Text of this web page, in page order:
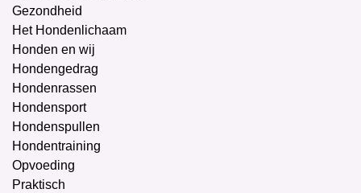
Gezondheid
Het Hondenlichaam
Honden en wij
Hondengedrag
Hondenrassen
Hondensport
Hondenspullen
Hondentraining
Opvoeding
Praktisch